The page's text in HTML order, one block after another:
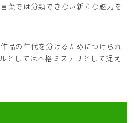
葉では分類できない新たな魅力を
品の年代を分けるためにつけられ
としては本格ミステリとして捉え